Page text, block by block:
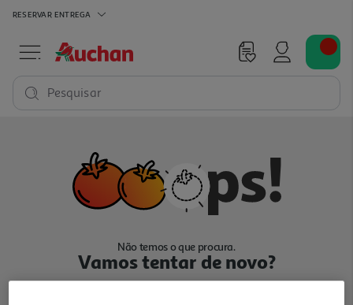
RESERVAR ENTREGA
Pesquisar
Não temos o que procura.
Vamos tentar de novo?